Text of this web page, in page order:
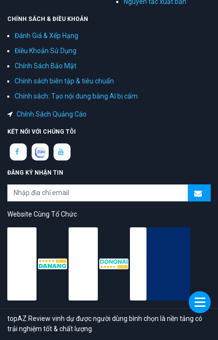
CHÍNH SÁCH & ĐIỀU KHOẢN
Đánh Giá & Xếp Hạng
Điều Khoản Sử Dụng
Chính Sách Bảo Mật
Chính sách biên tập & tiêu chuẩn
Chính sách: Tạo nội dung bằng AI bị cấm
Chính Sách Quảng Cáo
KẾT NỐI VỚI CHÚNG TÔI
ĐĂNG KÝ NHẬN TIN
Website Cùng Tổ Chức
trải nghiệm tốt & chất lượng